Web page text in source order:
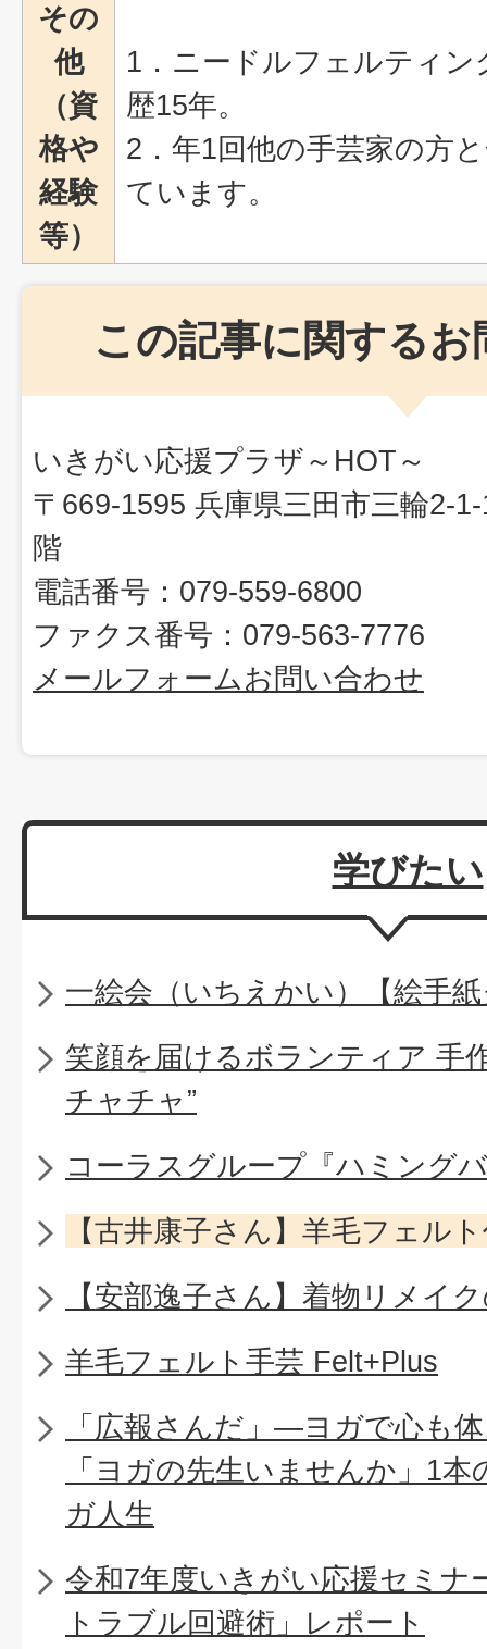
その
他
（資
格や
経験
等）
1．ニードルフェルティ
歴15年。
2．年1回他の手芸家の方
ています。
この記事に関するお
いきがい応援プラザ～HOT～
〒669-1595 兵庫県三田市三輪2-
階
電話番号：079-559-6800
ファクス番号：079-563-7776
メールフォームお問い合わせ
学びたい
一絵会（いちえかい）【絵手
笑顔を届けるボランティア 手
チャチャ”
コーラスグループ『ハミング
【古井康子さん】羊毛フェル
【安部逸子さん】着物リメイ
羊毛フェルト手芸 Felt+Plus
「広報さんだ」―ヨガで心も
「ヨガの先生いませんか」1
ガ人生
令和7年度いきがい応援セミナ
トラブル回避術」レポート